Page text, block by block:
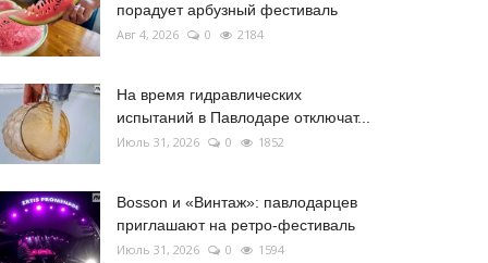
порадует арбузный фестиваль
Авг 4, 2026 0 2184
На время гидравлических
испытаний в Павлодаре отключат...
Июль 31, 2026 0 1852
Bosson и «Винтаж»: павлодарцев
приглашают на ретро-фестиваль
Июль 31, 2026 0 1594